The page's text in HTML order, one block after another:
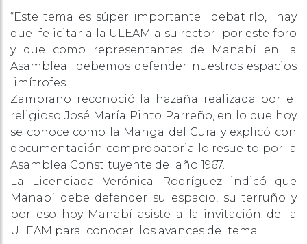
“Este tema es súper importante debatirlo, hay
que felicitar a la ULEAM a su rector por este foro
y que como representantes de Manabí en la
Asamblea debemos defender nuestros espacios
limítrofes.
Zambrano reconoció la hazaña realizada por el
religioso José María Pinto Parreño, en lo que hoy
se conoce como la Manga del Cura y explicó con
documentación comprobatoria lo resuelto por la
Asamblea Constituyente del año 1967.
La Licenciada Verónica Rodríguez indicó que
Manabí debe defender su espacio, su terruño y
por eso hoy Manabí asiste a la invitación de la
ULEAM para conocer los avances del tema.